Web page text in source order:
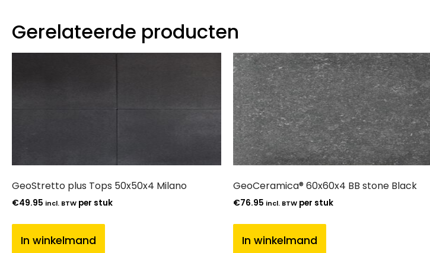
Gerelateerde producten
GeoStretto plus Tops 50x50x4 Milano
€49.95 incl. BTW per stuk
In winkelmand
GeoCeramica® 60x60x4 BB stone Black
€76.95 incl. BTW per stuk
In winkelmand